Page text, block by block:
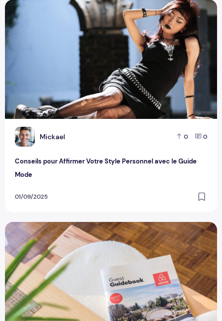
M Mickael 0 0
Conseils pour Affirmer Votre Style Personnel avec le Guide
Mode
01/09/2025
Conseils pour Affirmer Votre Style Personnel avec le Guide
Guide complet pour bien débuter à la maison : conseils et